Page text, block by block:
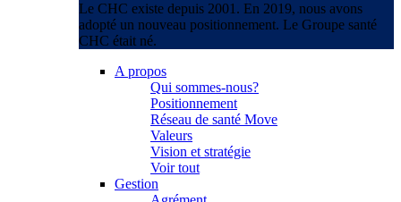
Le CHC existe depuis 2001. En 2019, nous avons
adopté un nouveau positionnement. Le Groupe santé
CHC était né.
A propos
Qui sommes-nous?
Positionnement
Réseau de santé Move
Valeurs
Vision et stratégie
Voir tout
Gestion